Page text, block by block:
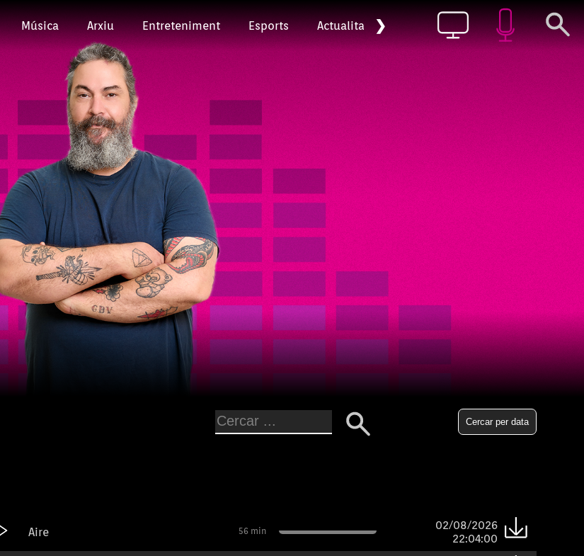
Música Arxiu Entreteniment Esports Actualitat Pòdcast
❯
Cercar per data
Aire 56 min
02/08/2026
22:04:00